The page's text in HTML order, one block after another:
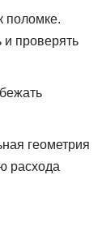
поломке.
и проверять
геометрия
расхода